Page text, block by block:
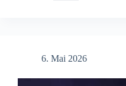
voller
6. Mai 2026